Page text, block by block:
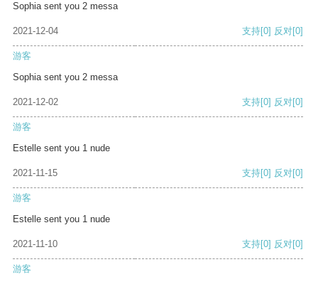
Sophia sent you 2 messa
2021-12-04 支持[0] 反对[0]
游客
Sophia sent you 2 messa
2021-12-02 支持[0] 反对[0]
游客
Estelle sent you 1 nude
2021-11-15 支持[0] 反对[0]
游客
Estelle sent you 1 nude
2021-11-10 支持[0] 反对[0]
游客